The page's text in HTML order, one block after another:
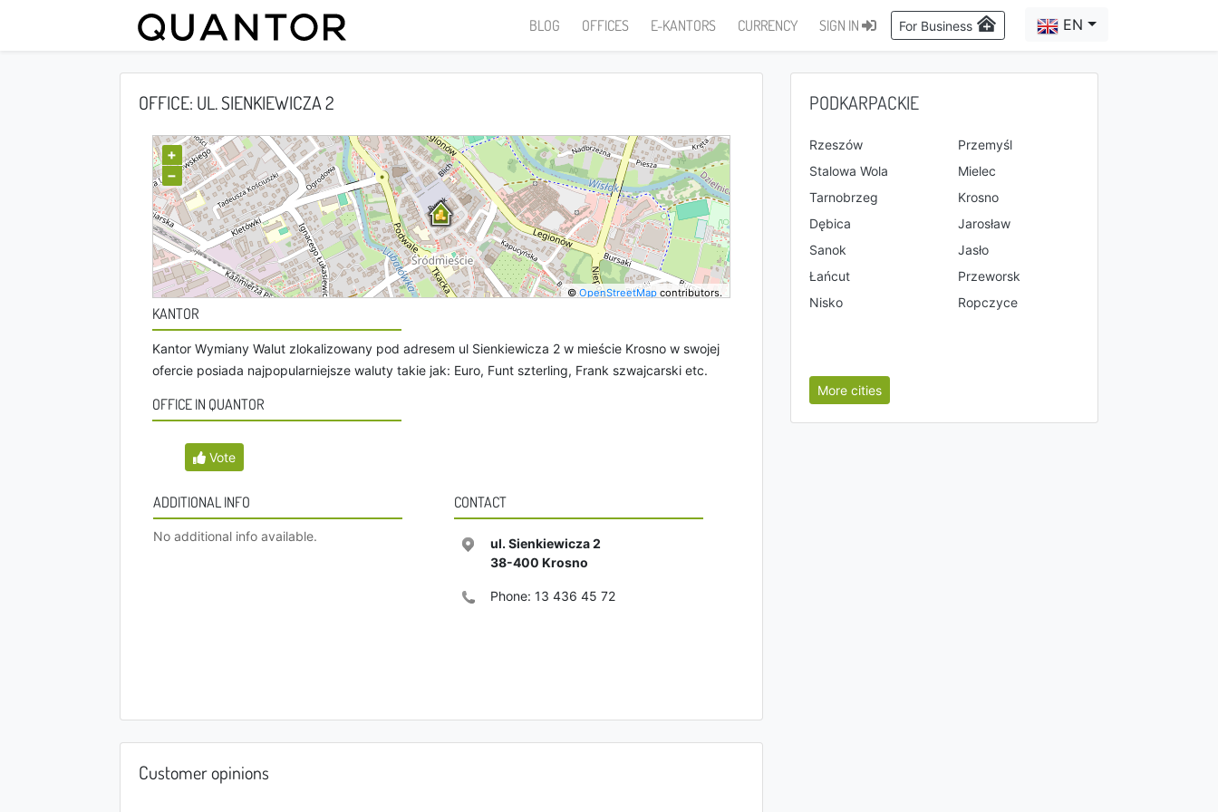
BLOG OFFICES E-KANTORS CURRENCY SIGN IN For Business EN
OFFICE: UL. SIENKIEWICZA 2
+
−
©OpenStreetMap contributors.
KANTOR
Kantor Wymiany Walut zlokalizowany pod adresem ul Sienkiewicza 2 w mieście Krosno w swojej
ofercie posiada najpopularniejsze waluty takie jak: Euro, Funt szterling, Frank szwajcarski etc.
OFFICE IN QUANTOR
Vote
ADDITIONAL INFO
No additional info available.
CONTACT
ul. Sienkiewicza 2
38-400 Krosno
Phone: 13 436 45 72
Customer opinions
PODKARPACKIE
Rzeszów
Przemyśl
Stalowa Wola
Mielec
Tarnobrzeg
Krosno
Dębica
Jarosław
Sanok
Jasło
Łańcut
Przeworsk
Nisko
Ropczyce
More cities